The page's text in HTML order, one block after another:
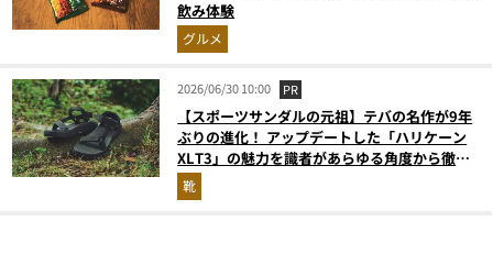
飲み体験
グルメ
2026/06/30 10:00 PR
【スポーツサンダルの元祖】テバの名作が9年
ぶりの進化！ アップデートした「ハリケーン
XLT3」の魅力を識者があらゆる角度から徹底
解説！
靴